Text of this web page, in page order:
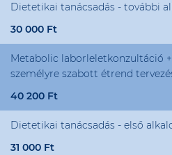
Dietetikai tanácsadás - további
30 000 Ft
Metabolic laborleletkonzultáció
személyre szabott étrend
40 200 Ft
Dietetikai tanácsadás - első
31 000 Ft